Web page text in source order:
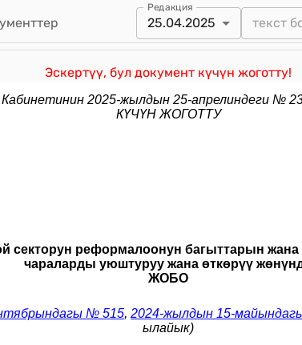
Редакция
25.04.2025
Эскертүү, бул документ күчүн жоготту!